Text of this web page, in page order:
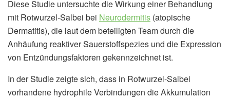
Diese Studie untersuchte die Wirkung einer Behandlung
mit Rotwurzel-Salbei bei Neurodermitis (atopische
Dermatitis), die laut dem beteiligten Team durch die
Anhäufung reaktiver Sauerstoffspezies und die Expression
von Entzündungsfaktoren gekennzeichnet ist.
In der Studie zeigte sich, dass in Rotwurzel-Salbei
vorhandene hydrophile Verbindungen die Akkumulation